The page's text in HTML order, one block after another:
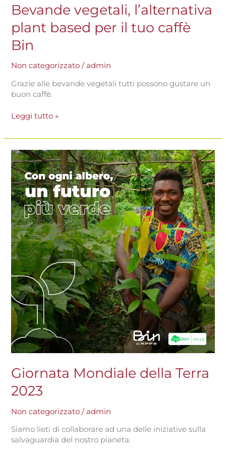
Bevande vegetali, l’alternativa
plant based per il tuo caffè
Bin
Non categorizzato /admin
Grazie alle bevande vegetali tutti possono gustare un
buon caffè.
Leggi tutto »
Giornata Mondiale della Terra
2023
Non categorizzato /admin
Siamo lieti di collaborare ad una delle iniziative sulla
salvaguardia del nostro pianeta.
Giornata
Mondiale
della
Terra
2023